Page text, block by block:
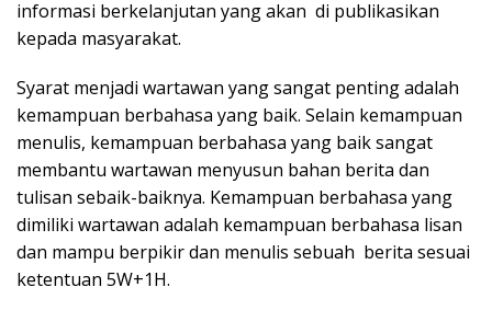
informasi berkelanjutan yang akan di publikasikan
kepada masyarakat.
Syarat menjadi wartawan yang sangat penting adalah
kemampuan berbahasa yang baik. Selain kemampuan
menulis, kemampuan berbahasa yang baik sangat
membantu wartawan menyusun bahan berita dan
tulisan sebaik-baiknya. Kemampuan berbahasa yang
dimiliki wartawan adalah kemampuan berbahasa lisan
dan mampu berpikir dan menulis sebuah berita sesuai
ketentuan 5W+1H.